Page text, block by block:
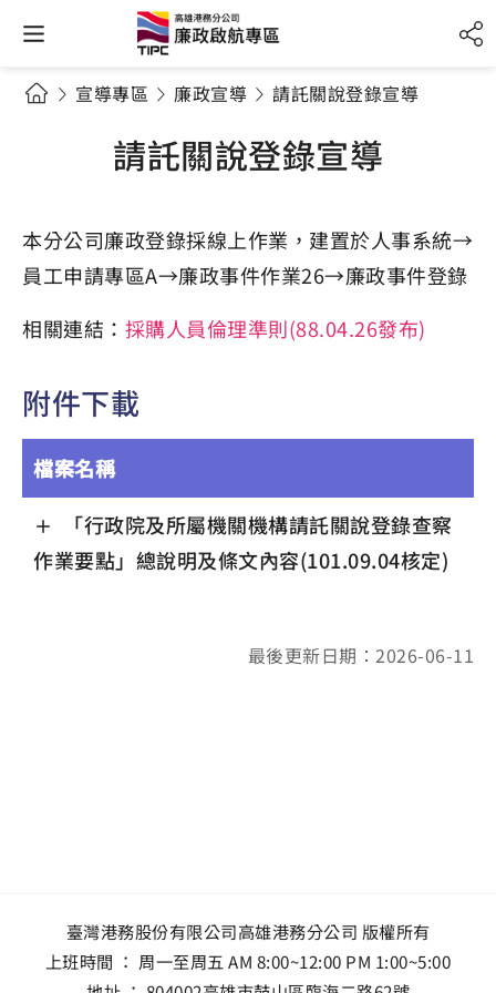
宣導專區 廉政宣導 請託關說登錄宣導
請託關說登錄宣導
本分公司廉政登錄採線上作業，建置於人事系統→
員工申請專區A→廉政事件作業26→廉政事件登錄
相關連結： 採購人員倫理準則(88.04.26發布)
附件下載
檔案名稱
「行政院及所屬機關機構請託關說登錄查察
作業要點」總說明及條文內容(101.09.04核定)
最後更新日期：2026-06-11
臺灣港務股份有限公司高雄港務分公司 版權所有
上班時間 ： 周一至周五 AM 8:00~12:00 PM 1:00~5:00